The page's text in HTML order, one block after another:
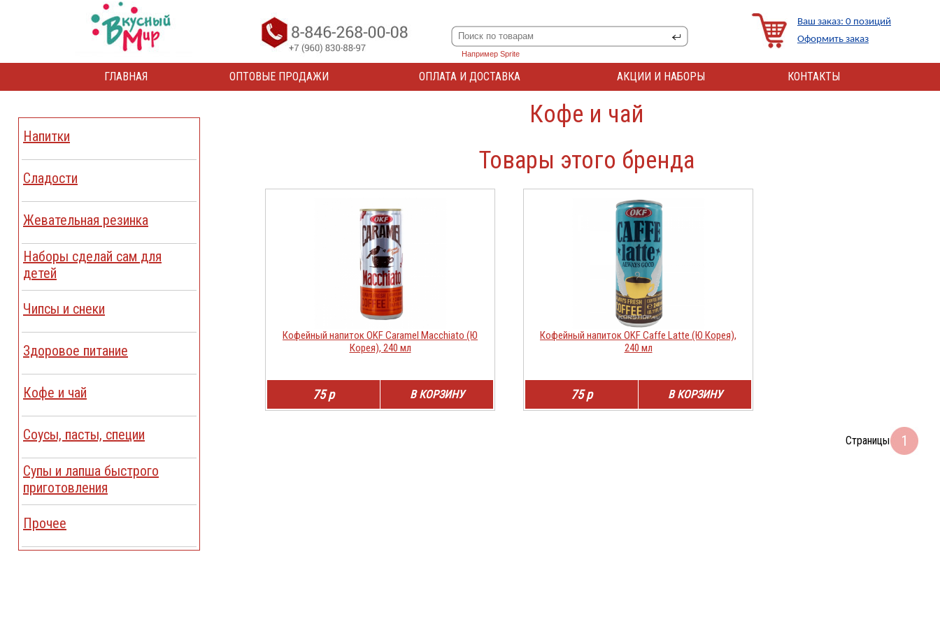
Например Sprite
Ваш заказ: 0 позиций
Оформить заказ
ГЛАВНАЯ ОПТОВЫЕ ПРОДАЖИ ОПЛАТА И ДОСТАВКА АКЦИИ И НАБОРЫ КОНТАКТЫ
Напитки
Сладости
Жевательная резинка
Наборы сделай сам для
детей
Чипсы и снеки
Здоровое питание
Кофе и чай
Соусы, пасты, специи
Cупы и лапша быстрого
приготовления
Прочее
Кофе и чай
Товары этого бренда
Кофейный напиток OKF Caramel Macchiato (Ю
Корея), 240 мл
75 р В КОРЗИНУ
Кофейный напиток OKF Caffe Latte (Ю Корея),
240 мл
75 р В КОРЗИНУ
Страницы 1